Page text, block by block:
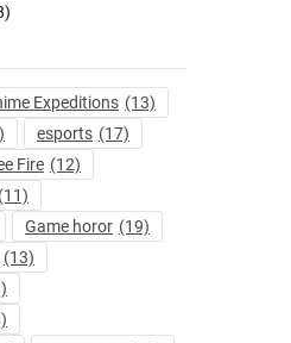
Expeditions (13)
esports (17)
Fire (12)
(11)
Game horor (19)
(13)